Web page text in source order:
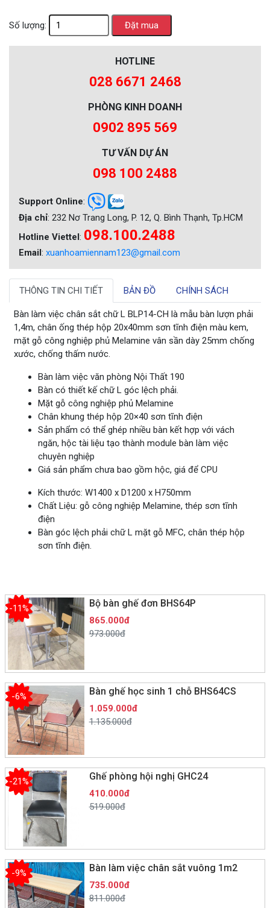
Số lượng:
HOTLINE
028 6671 2468
PHÒNG KINH DOANH
0902 895 569
TƯ VẤN DỰ ÁN
098 100 2488
Support Online:
Địa chỉ: 232 Nơ Trang Long, P. 12, Q. Bình Thạnh, Tp.HCM
Hotline Viettel: 098.100.2488
Email: xuanhoamiennam123@gmail.com
THÔNG TIN CHI TIẾT BẢN ĐỒ CHÍNH SÁCH
Bàn làm việc chân sắt chữ L BLP14-CH là mẫu bàn lượn phải
1,4m, chân ống thép hộp 20x40mm sơn tĩnh điện màu kem,
mặt gỗ công nghiệp phủ Melamine vân sần dày 25mm chống
xước, chống thấm nước.
Bàn làm việc văn phòng Nội Thất 190
Bàn có thiết kế chữ L góc lệch phải.
Mặt gỗ công nghiệp phủ Melamine
Chân khung thép hộp 20×40 sơn tĩnh điện
Sản phẩm có thể ghép nhiều bàn kết hợp với vách
ngăn, hộc tài liệu tạo thành module bàn làm việc
chuyên nghiệp
Giá sản phẩm chưa bao gồm hộc, giá để CPU
Kích thước: W1400 x D1200 x H750mm
Chất Liệu: gỗ công nghiệp Melamine, thép sơn tĩnh
điện
Bàn góc lệch phải chữ L mặt gỗ MFC, chân thép hộp
sơn tĩnh điện.
Bộ bàn ghế đơn BHS64P
-11%
865.000đ
973.000đ
Bàn ghế học sinh 1 chỗ BHS64CS
-6%
1.059.000đ
1.135.000đ
Ghế phòng hội nghị GHC24
-21%
410.000đ
519.000đ
Bàn làm việc chân sắt vuông 1m2
-9%
735.000đ
811.000đ